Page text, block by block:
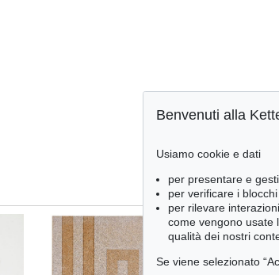
Benvenuti alla
Usiamo cookie e dati
per presentare e
per verificare i
per rilevare
come vengono usate
qualità dei nostri
Se viene selezionato